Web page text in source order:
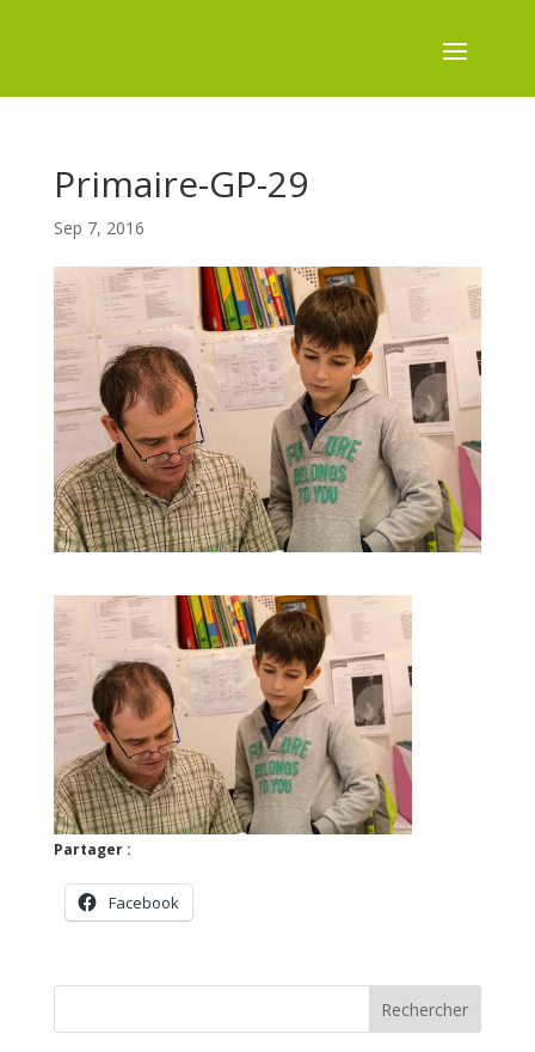
Primaire-GP-29
Sep 7, 2016
Partager :
Facebook